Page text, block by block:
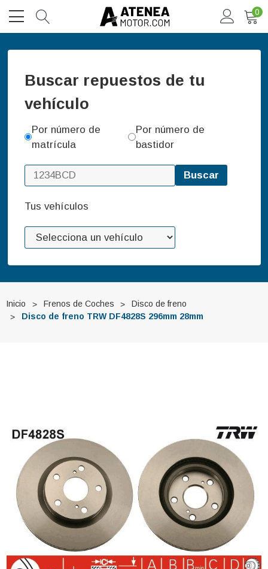
0
Buscar repuestos de tu
vehículo
Por número de
matrícula
Por número de
bastidor
Buscar
Tus vehículos
Inicio Frenos de Coches
Disco de freno
Disco de freno TRW DF4828S 296mm 28mm